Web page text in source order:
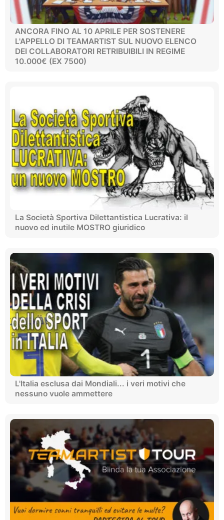
ANCORA FINO AL 10 APRILE PER SOSTENERE
L'APPELLO DI TEAMARTIST SUL NUOVO ELENCO
DEI COLLABORATORI RETRIBUIBILI IN REGIME
10.000€ (EX 7500)
La Società Sportiva Dilettantistica Lucrativa: il
nuovo ed inutile MOSTRO giuridico
L'Italia esclusa dai Mondiali... i veri motivi che
nessuno vuole ammettere